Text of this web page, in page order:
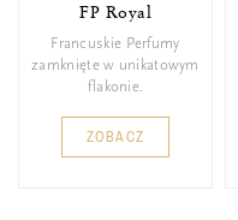
FP Royal
Francuskie Perfumy
zamknięte w unikatowym
flakonie.
ZOBACZ